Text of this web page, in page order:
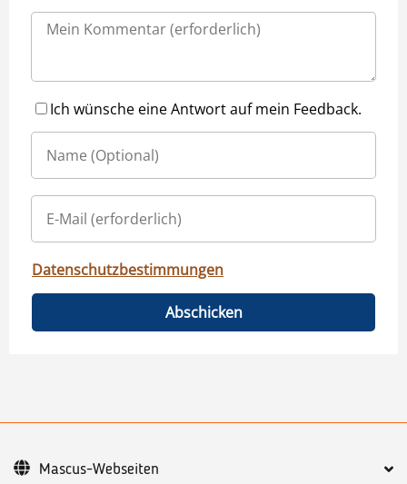
Ich wünsche eine Antwort auf mein Feedback.
Datenschutzbestimmungen
Abschicken
Mascus-Webseiten